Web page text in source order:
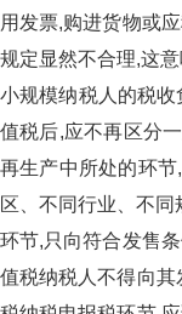
用发票,购进货物或应
规定显然不合理,这
小规模纳税人的税收
值税后,应不再区分
再生产中所处的环
区、不同行业
环节,只向符合发售
值税纳税人不得向其